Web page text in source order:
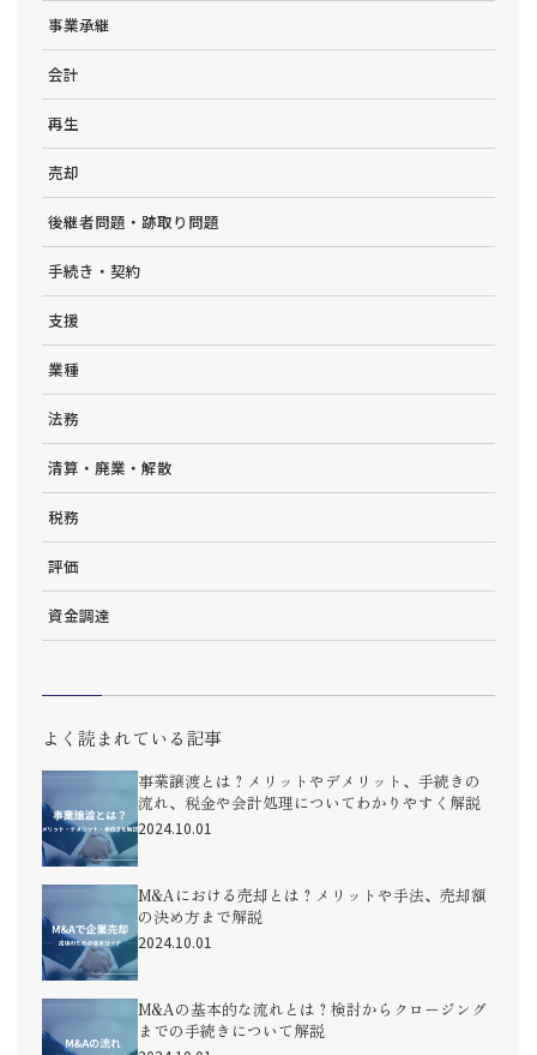
事業承継
会計
再生
売却
後継者問題・跡取り問題
手続き・契約
支援
業種
法務
清算・廃業・解散
税務
評価
資金調達
よく読まれている記事
事業譲渡とは？メリットやデメリット、手続きの
流れ、税金や会計処理についてわかりやすく解説
2024.10.01
M&Aにおける売却とは？メリットや手法、売却額
の決め方まで解説
2024.10.01
M&Aの基本的な流れとは？検討からクロージング
までの手続きについて解説